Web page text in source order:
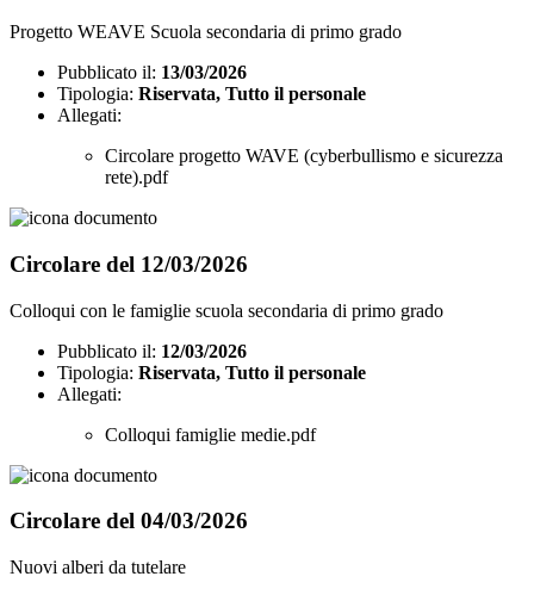
Progetto WEAVE Scuola secondaria di primo grado
Pubblicato il: 13/03/2026
Tipologia: Riservata, Tutto il personale
Allegati:
Circolare progetto WAVE (cyberbullismo e sicurezza
rete).pdf
Circolare del 12/03/2026
Colloqui con le famiglie scuola secondaria di primo grado
Pubblicato il: 12/03/2026
Tipologia: Riservata, Tutto il personale
Allegati:
Colloqui famiglie medie.pdf
Circolare del 04/03/2026
Nuovi alberi da tutelare